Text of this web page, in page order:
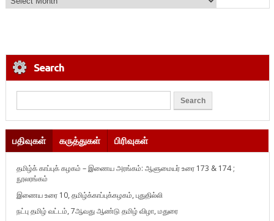
Search
பதிவுகள் கருத்துகள் பிரிவுகள்
தமிழ்க் காப்புக் கழகம் – இணைய அரங்கம்: ஆளுமையர் உரை 173 & 174 ;
நூலரங்கம்
இணைய உரை 10, தமிழ்க்காப்புக்கழகம், புதுதில்லி
நட்பு தமிழ் வட்டம், 7ஆவது ஆண்டு தமிழ் விழா, மதுரை